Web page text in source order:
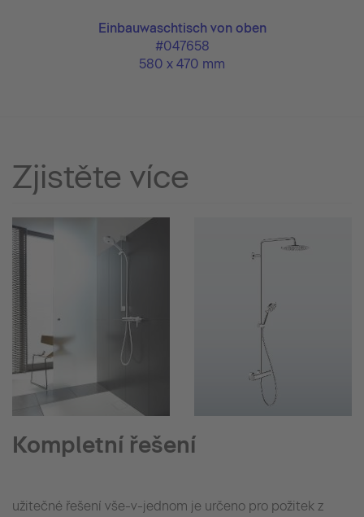
Einbauwaschtisch von oben
#047658
580 x 470 mm
Zjistěte více
Kompletní řešení
užitečné řešení vše-v-jednom je určeno pro požitek z